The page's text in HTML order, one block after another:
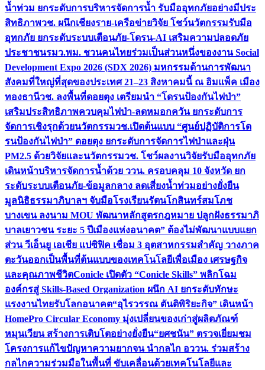
น้ำท่วม ยกระดับการบริหารจัดการน้ำ รับมืออุทกภัยอย่างมีประ
สิทธิภาพวช. ผนึกเชียงราย-เครือข่ายวิจัย โชว์นวัตกรรมรับมือ
อุทกภัย ยกระดับระบบเตือนภัย-โดรน-AI เสริมความปลอดภัย
ประชาชนรมว.พม. ชวนคนไทยร่วมเป็นส่วนหนึ่งของงาน Social
Development Expo 2026 (SDX 2026) มหกรรมด้านการพัฒนา
สังคมที่ใหญ่ที่สุดของประเทศ 21–23 สิงหาคมนี้ ณ อิมแพ็ค เมือง
ทองธานีวช. ลงพื้นที่ดอยตุง เตรียมนำ “โดรนป้องกันไฟป่า”
เสริมประสิทธิภาพควบคุมไฟป่า-ลดหมอกควัน ยกระดับการ
จัดการเชิงรุกด้วยนวัตกรรมวช.เปิดต้นแบบ “ศูนย์ปฏิบัติการโด
รนป้องกันไฟป่า” ดอยตุง ยกระดับการจัดการไฟป่าและฝุ่น
PM2.5 ด้วยวิจัยและนวัตกรรมวช. โชว์ผลงานวิจัยรับมืออุทกภัย
เดินหน้าบริหารจัดการน้ำด้วย ววน. ครอบคลุม 10 จังหวัด ยก
ระดับระบบเตือนภัย-ข้อมูลกลาง ลดเสี่ยงน้ำท่วมอย่างยั่งยืน
มูลนิธิธรรมาภิบาลฯ จับมือโรงเรียนรัตนโกสินทร์สมโภช
บางเขน ลงนาม MOU พัฒนาหลักสูตรกฎหมาย ปลูกฝังธรรมาภิ
บาลเยาวชน ระยะ 5 ปีเมืองแห่งอนาคต” ต้องไม่พัฒนาแบบแยก
ส่วน วีเอ็นยู เอเชีย แปซิฟิค เชื่อม 3 อุตสาหกรรมสำคัญ วางภาค
ตะวันออกเป็นพื้นที่ต้นแบบของเทคโนโลยีเพื่อเมือง เศรษฐกิจ
และคุณภาพชีวิตConicle เปิดตัว “Conicle Skills” พลิกโฉม
องค์กรสู่ Skills-Based Organization ผนึก AI ยกระดับทักษะ
แรงงานไทยรับโลกอนาคต“อุไรวรรณ ตันติพิริยะกิจ” เดินหน้า
HomePro Circular Economy มุ่งเปลี่ยนของเก่าสู่ผลิตภัณฑ์
หมุนเวียน สร้างการเติบโตอย่างยั่งยืน“ยศชนัน” ตรวจเยี่ยมชม
โครงการแก้ไขปัญหาความยากจน นำกลไก อววน. ร่วมสร้าง
กลไกความร่วมมือในพื้นที่ ขับเคลื่อนด้วยเทคโนโลยีและ